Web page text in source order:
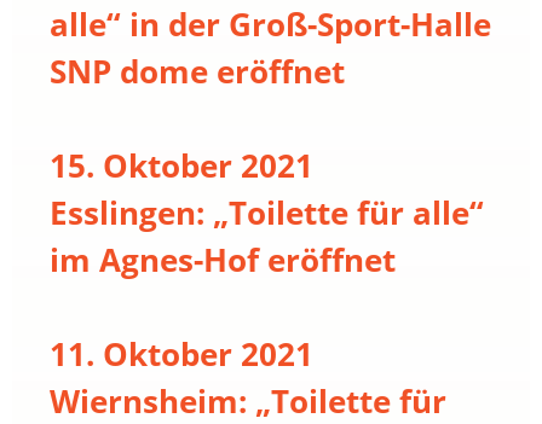
alle“ in der Groß-Sport-Halle
SNP dome eröffnet
15. Oktober 2021
Esslingen: „Toilette für alle“
im Agnes-Hof eröffnet
11. Oktober 2021
Wiernsheim: „Toilette für